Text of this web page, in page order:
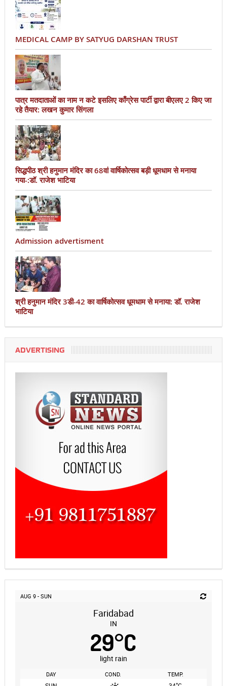
MEDICAL CAMP BY SATYUG DARSHAN TRUST
पात्र मतदाताओं का नाम न कटे इसलिए काँग्रेस पार्टी द्वारा बीएलए 2 किए जा
रहे तैयार: लखन कुमार सिंगला
सिद्धपीठ श्री हनुमान मंदिर का 68वां वार्षिकोत्सव बड़ी धूमधाम से मनाया
गया-:डॉ. राजेश भाटिया
Admission advertisment
श्री हनुमान मंदिर 3डी-42 का वार्षिकोत्सव धूमधाम से मनाया: डॉ. राजेश
भाटिया
ADVERTISING
AUG 9 - SUN
Faridabad
IN
29°C
light rain
DAY COND. TEMP.